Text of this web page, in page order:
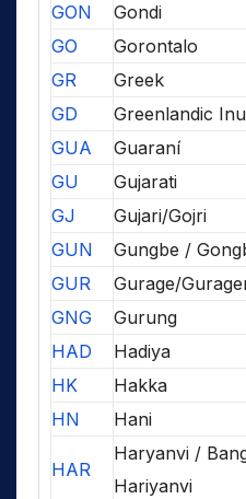
GON
Gondi
GO
Gorontalo
GR
Greek
GD
Greenlandic
GUA
Guaraní
GU
Gujarati
GJ
Gujari/Gojri
GUN
Gungbe /
GUR
Gurage/
GNG
Gurung
HAD
Hadiya
HK
Hakka
HN
Hani
HAR
Haryanvi /
Hariyanvi